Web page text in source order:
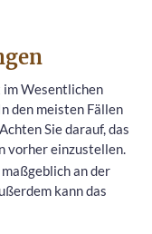
Wesentlichen
den meisten Fällen
Sie darauf, das
vorher einzustellen.
an der
kann das